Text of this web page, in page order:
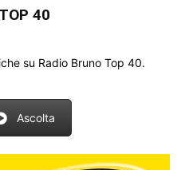
TOP 40
su Radio Bruno Top 40.
Ascolta